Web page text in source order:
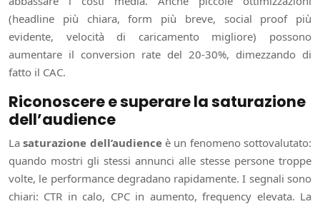
(headline più chiara, form più breve, social proof più
evidente, velocità di caricamento migliore) possono
aumentare il conversion rate del 20-30%, dimezzando di
fatto il CAC.
Riconoscere e superare la saturazione
dell’audience
Lasaturazione dell’audienceè un fenomeno sottovalutato:
quando mostri gli stessi annunci alle stesse persone troppe
volte, le performance degradano rapidamente. I segnali sono
chiari: CTR in calo, CPC in aumento, frequency elevata. La